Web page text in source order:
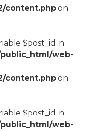
content.phpon
$post_id in
web-
content.phpon
$post_id in
web-